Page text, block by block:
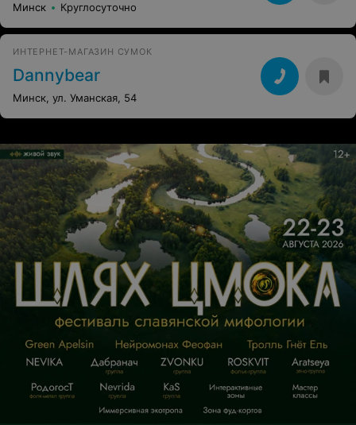
Минск Круглосуточно
ИНТЕРНЕТ-МАГАЗИН СУМОК
Dannybear
Минск, ул. Уманская, 54